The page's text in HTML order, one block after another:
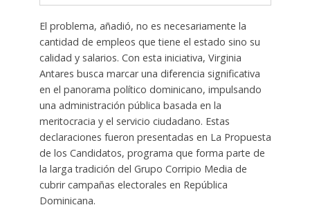
El problema, añadió, no es necesariamente la
cantidad de empleos que tiene el estado sino su
calidad y salarios. Con esta iniciativa, Virginia
Antares busca marcar una diferencia significativa
en el panorama político dominicano, impulsando
una administración pública basada en la
meritocracia y el servicio ciudadano. Estas
declaraciones fueron presentadas en La Propuesta
de los Candidatos, programa que forma parte de
la larga tradición del Grupo Corripio Media de
cubrir campañas electorales en República
Dominicana.